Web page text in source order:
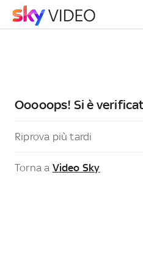
Ooooops! Si è
Riprova più tardi
Torna a Video Sky